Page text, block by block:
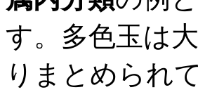
す。多色玉は
りまとめられ